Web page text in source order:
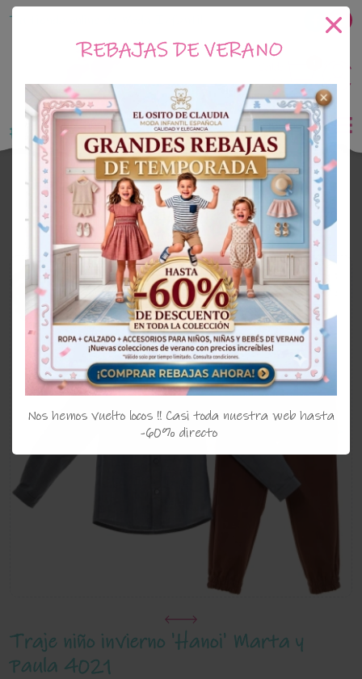
El Osito de Claudia
Tu tienda online de Moda Infantil
0€
Outlet Niño
OUTLET
Traje niño invierno 'Hanoi' Marta y
Paula 4021
REBAJAS DE VERANO
Nos hemos vuelto locos !! Casi toda nuestra web hasta
-60% directo